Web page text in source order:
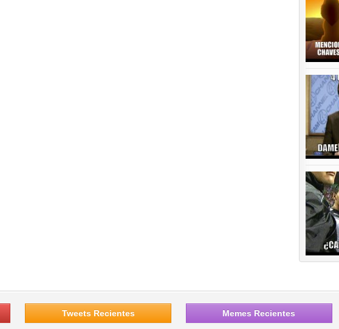
Tweets Recientes Memes Recientes